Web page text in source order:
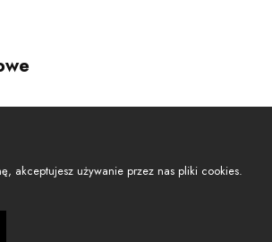
akceptujesz używanie przez nas pliki cookies.